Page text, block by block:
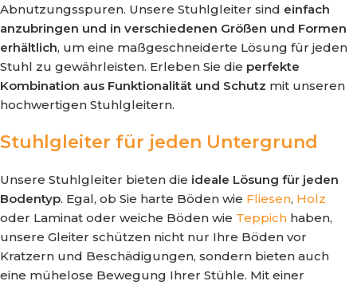
Abnutzungsspuren. Unsere Stuhlgleiter sind einfach
anzubringen und in verschiedenen Größen und Formen
erhältlich, um eine maßgeschneiderte Lösung für jeden
Stuhl zu gewährleisten. Erleben Sie die perfekte
Kombination aus Funktionalität und Schutz mit unseren
hochwertigen Stuhlgleitern.
Stuhlgleiter für jeden Untergrund
Unsere Stuhlgleiter bieten die ideale Lösung für jeden
Bodentyp. Egal, ob Sie harte Böden wie Fliesen, Holz
oder Laminat oder weiche Böden wie Teppich haben,
unsere Gleiter schützen nicht nur Ihre Böden vor
Kratzern und Beschädigungen, sondern bieten auch
eine mühelose Bewegung Ihrer Stühle. Mit einer